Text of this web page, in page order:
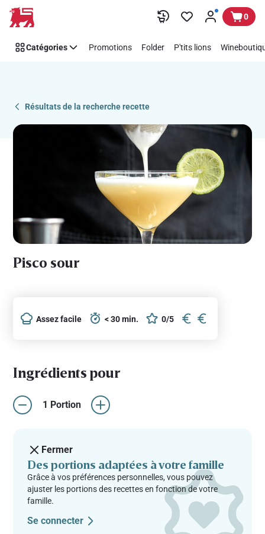
Passer
Recipe
Details
0
Catégories Promotions Folder P'tits lions
Résultats de la recherche recette
Pisco sour
Assez facile < 30 min. 0/5
Ingrédients pour
1 Portion
Fermer
Des portions adaptées à votre famille
Grâce à vos préférences personnelles, vous pouvez
ajuster les portions des recettes en fonction de votre
famille.
Se connecter